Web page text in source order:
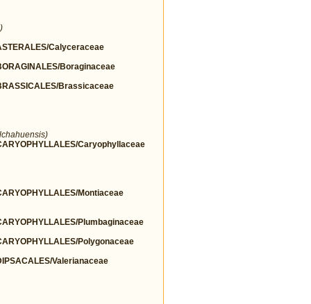
Calyceraceae
Boraginaceae
Brassicaceae
Caryophyllaceae
Montiaceae
Plumbaginaceae
Polygonaceae
Valerianaceae